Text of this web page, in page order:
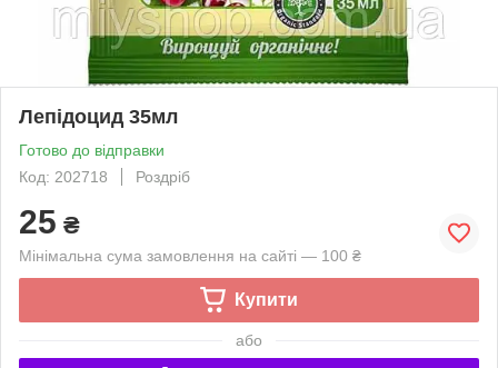
Лепідоцид 35мл
Готово до відправки
Код: 202718
Роздріб
25 ₴
Мінімальна сума замовлення на сайті — 100 ₴
Купити
або